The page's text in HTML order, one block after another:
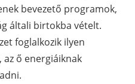
bevezető programok,
általi birtokba vételt.
foglalkozik ilyen
ő energiáiknak